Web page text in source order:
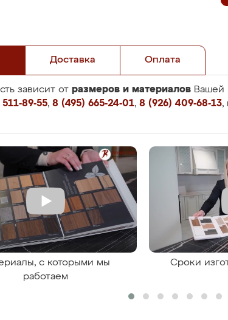
Доставка Оплата
зависит от размеров и материалов Вашей
89-55, 8 (495) 665-24-01, 8 (926) 409-68-13,
с которыми мы
работаем
Сроки